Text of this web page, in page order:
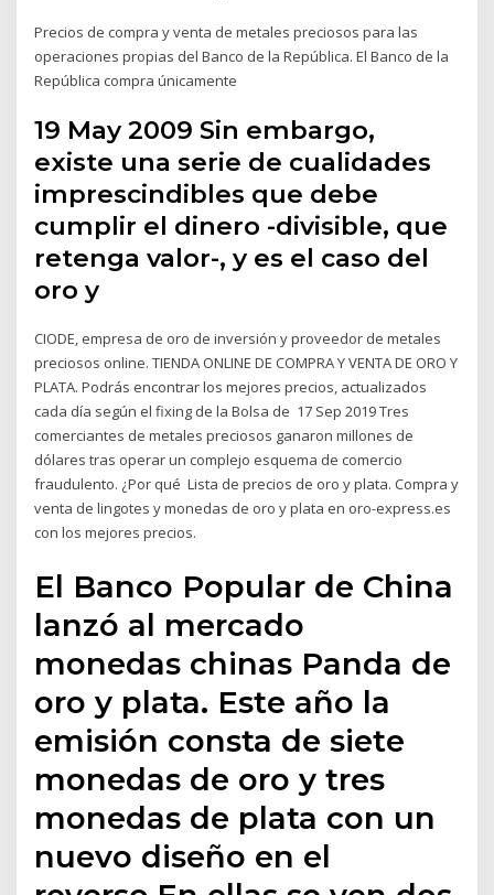
Precios de compra y venta de metales preciosos para las
operaciones propias del Banco de la República. El Banco de la
República compra únicamente
19 May 2009 Sin embargo,
existe una serie de cualidades
imprescindibles que debe
cumplir el dinero -divisible, que
retenga valor-, y es el caso del
oro y
CIODE, empresa de oro de inversión y proveedor de metales
preciosos online. TIENDA ONLINE DE COMPRA Y VENTA DE ORO Y
PLATA. Podrás encontrar los mejores precios, actualizados
cada día según el fixing de la Bolsa de 17 Sep 2019 Tres
comerciantes de metales preciosos ganaron millones de
dólares tras operar un complejo esquema de comercio
fraudulento. ¿Por qué Lista de precios de oro y plata. Compra y
venta de lingotes y monedas de oro y plata en oro-express.es
con los mejores precios.
El Banco Popular de China
lanzó al mercado
monedas chinas Panda de
oro y plata. Este año la
emisión consta de siete
monedas de oro y tres
monedas de plata con un
nuevo diseño en el